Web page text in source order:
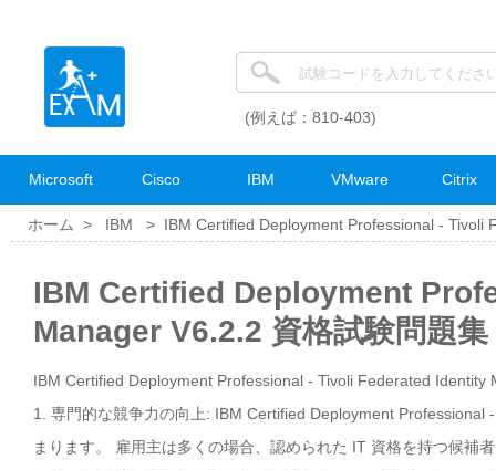
(例えば：810-403)
Microsoft Cisco IBM VMware Citrix
ホーム > IBM > IBM Certified Deployment Professional - Tivoli
IBM Certified Deployment
Manager V6.2.2 資格試験問題集
IBM Certified Deployment Professional - Tivoli Federated Identity
1. 専門的な競争力の向上: IBM Certified Deployment
まります。 雇用主は多くの場合、認められた IT 資格を持つ候補